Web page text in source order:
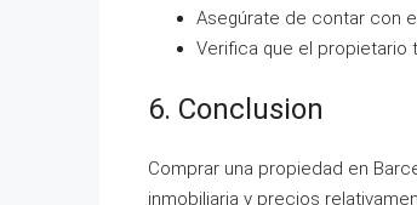
Asegúrate de contar con
Verifica que el propietario
6. Conclusion
Comprar una propiedad en
inmobiliaria y precios